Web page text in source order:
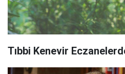
Tıbbi Kenevir